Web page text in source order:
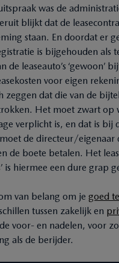
was de
blijkt dat de
staan. En doordat er
is bijgehouden als
de leaseauto’s ‘gewoon’
voor eigen
zeggen dat die van de
Het moet zwart op
verplicht is, en dat is bij
de directeur/eigenaar
de boete betalen. Het
is hiermee een dure grap
van belang om je goed
tussen zakelijk en
voor- en nadelen, voor
als de berijder.